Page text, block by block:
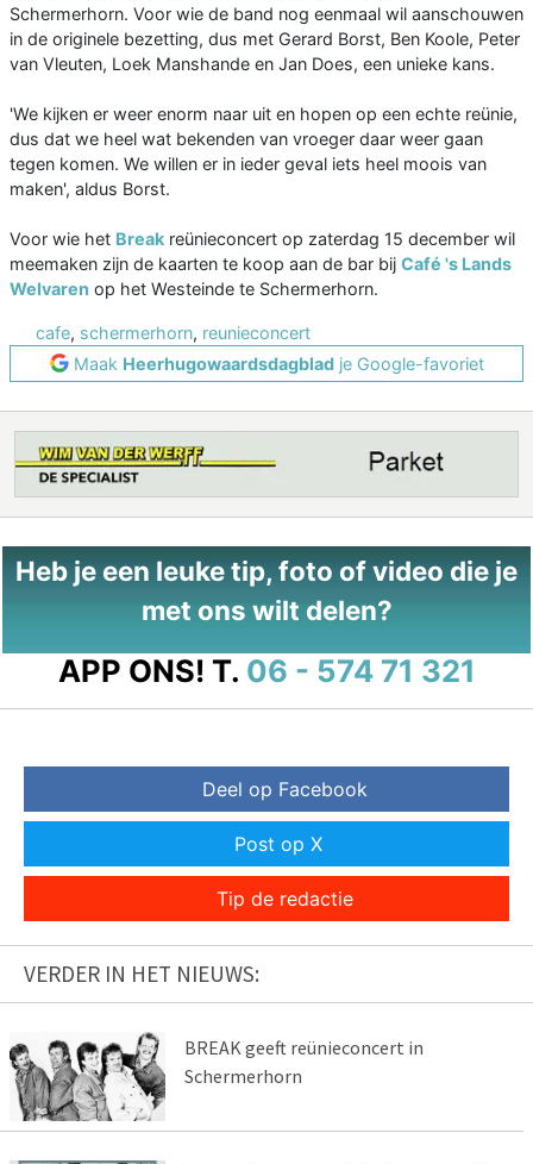
Schermerhorn. Voor wie de band nog eenmaal wil aanschouwen
in de originele bezetting, dus met Gerard Borst, Ben Koole, Peter
van Vleuten, Loek Manshande en Jan Does, een unieke kans.
'We kijken er weer enorm naar uit en hopen op een echte reünie,
dus dat we heel wat bekenden van vroeger daar weer gaan
tegen komen. We willen er in ieder geval iets heel moois van
maken', aldus Borst.
Voor wie het Break reünieconcert op zaterdag 15 december wil
meemaken zijn de kaarten te koop aan de bar bij Café 's Lands
Welvaren op het Westeinde te Schermerhorn.
cafe, schermerhorn, reunieconcert
Maak Heerhugowaardsdagbladje Google-favoriet
Heb je een leuke tip, foto of video die je
met ons wilt delen?
APP ONS! T. 06 - 574 71 321
Deel op Facebook
Post op X
Tip de redactie
VERDER IN HET NIEUWS:
BREAK geeft reünieconcert in
Schermerhorn